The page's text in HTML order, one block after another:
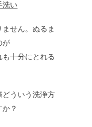
洗い
せん。ぬるま
が
十分にとれる
どういう洗浄方
？